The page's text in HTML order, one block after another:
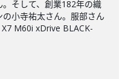
そして、創業182年の織
小寺祐太さん。服部さん
M60i xDrive BLACK-